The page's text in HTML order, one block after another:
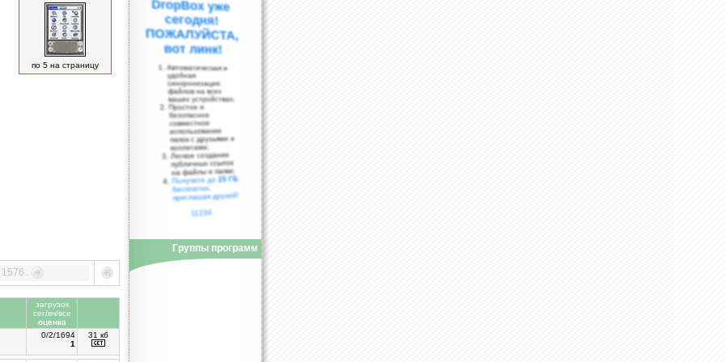
по 5 на страницу
1576..
загрузок
сег/вч/все
оценка
0/2/1694
1
31 кб
вот линк!
Автоматическая и
удобная
синхронизация
файлов на всех
ваших устройствах;
Простое и
безопасное
совместное
использование
папок с друзьями и
коллегами;
Легкое создание
публичных ссылок
на файлы и папки;
Получите до25 ГБ
бесплатно,
приглашая друзей!
11234
Группы программ